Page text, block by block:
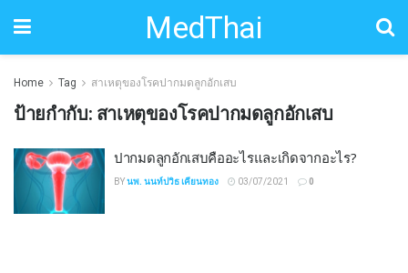
MedThai
Home Tag สาเหตุของโรคปากมดลูกอักเสบ
ป้ายกำกับ: สาเหตุของโรคปากมดลูกอักเสบ
ปากมดลูกอักเสบคืออะไรและเกิดจากอะไร?
BYนพ. นนท์ปวิธ เคียนทอง 03/07/2021 0